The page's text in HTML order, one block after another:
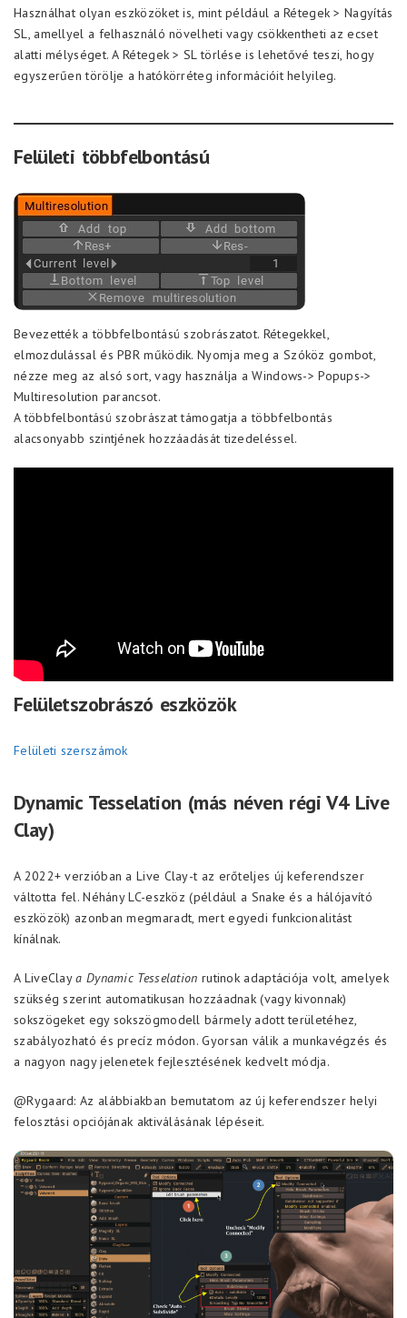
Használhat olyan eszközöket is, mint például a Rétegek > Nagyítás
SL, amellyel a felhasználó növelheti vagy csökkentheti az ecset
alatti mélységet. A Rétegek > SL törlése is lehetővé teszi, hogy
egyszerűen törölje a hatókörréteg információit helyileg.
Felületi többfelbontású
Bevezették a többfelbontású szobrászatot. Rétegekkel,
elmozdulással és PBR működik. Nyomja meg a Szóköz gombot,
nézze meg az alsó sort, vagy használja a Windows-> Popups->
Multiresolution parancsot.
A többfelbontású szobrászat támogatja a többfelbontás
alacsonyabb szintjének hozzáadását tizedeléssel.
Felületszobrászó eszközök
Felületi szerszámok
Dynamic Tesselation (más néven régi V4 Live
Clay)
A 2022+ verzióban a Live Clay-t az erőteljes új keferendszer
váltotta fel. Néhány LC-eszköz (például a Snake és a hálójavító
eszközök) azonban megmaradt, mert egyedi funkcionalitást
kínálnak.
A LiveClaya Dynamic Tesselation rutinok adaptációja volt, amelyek
szükség szerint automatikusan hozzáadnak (vagy kivonnak)
sokszögeket egy sokszögmodell bármely adott területéhez,
szabályozható és precíz módon. Gyorsan válik a munkavégzés és
a nagyon nagy jelenetek fejlesztésének kedvelt módja.
@Rygaard: Az alábbiakban bemutatom az új keferendszer helyi
felosztási opciójának aktiválásának lépéseit.